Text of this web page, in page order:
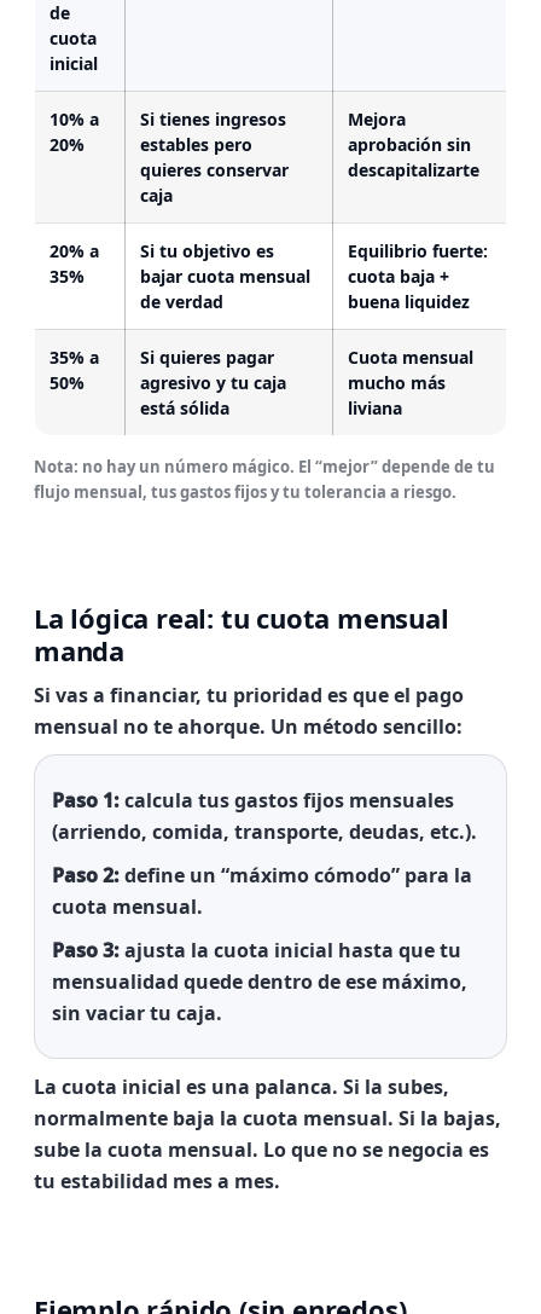
de
cuota
inicial
10% a
20%
Si tienes ingresos
estables pero
quieres conservar
caja
Mejora
aprobación sin
descapitalizarte
20% a
35%
Si tu objetivo es
bajar cuota mensual
de verdad
Equilibrio fuerte:
cuota baja +
buena liquidez
35% a
50%
Si quieres pagar
agresivo y tu caja
está sólida
Cuota mensual
mucho más
liviana
Nota: no hay un número mágico. El “mejor” depende de tu
flujo mensual, tus gastos fijos y tu tolerancia a riesgo.
La lógica real: tu cuota mensual
manda
Si vas a financiar, tu prioridad es que el pago
mensual no te ahorque. Un método sencillo:
Paso 1:calcula tus gastos fijos mensuales
(arriendo, comida, transporte, deudas, etc.).
Paso 2:define un “máximo cómodo” para la
cuota mensual.
Paso 3:ajusta la cuota inicial hasta que tu
mensualidad quede dentro de ese máximo,
sin vaciar tu caja.
La cuota inicial es una palanca. Si la subes,
normalmente baja la cuota mensual. Si la bajas,
sube la cuota mensual. Lo que no se negocia es
tu estabilidad mes a mes.